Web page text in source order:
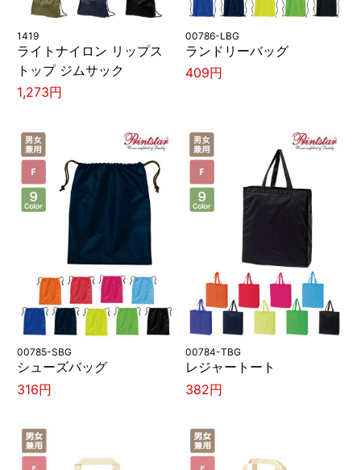
1419
ライトナイロン リップス
トップ ジムサック
1,273円
00786-LBG
ランドリーバッグ
409円
00785-SBG
シューズバッグ
316円
00784-TBG
レジャートート
382円